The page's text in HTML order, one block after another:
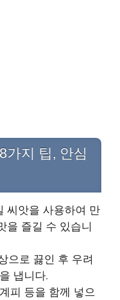
가지 팁, 안심
씨앗을 사용하여 만
을 즐길 수 있습니
으로 끓인 후 우려
냅니다.
피 등을 함께 넣으